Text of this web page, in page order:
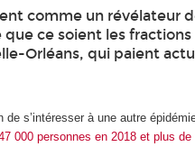
comme un révélateur
ce soient les
Orléans, qui paient
s’intéresser à une autre
000 personnes en 2018 et plus